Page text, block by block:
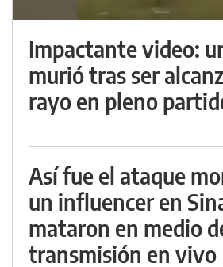
Impactante video:
murió tras ser
rayo en pleno
Así fue el ataque
un influencer en
mataron en medio
transmisión en vivo